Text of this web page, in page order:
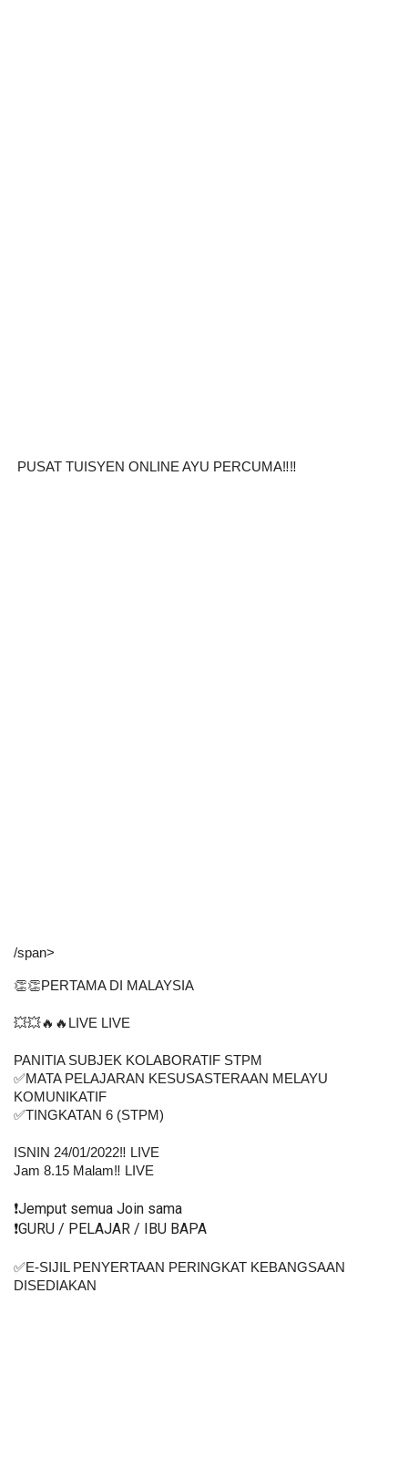
PUSAT TUISYEN ONLINE AYU PERCUMA‼️‼️
/span>
👏👏PERTAMA DI MALAYSIA
💥💥🔥🔥LIVE LIVE
PANITIA SUBJEK KOLABORATIF STPM
✅MATA PELAJARAN KESUSASTERAAN MELAYU
KOMUNIKATIF
✅TINGKATAN 6 (STPM)
ISNIN 24/01/2022‼️ LIVE
Jam 8.15 Malam‼️ LIVE
❗️Jemput semua Join sama
❗️GURU / PELAJAR / IBU BAPA
✅E-SIJIL PENYERTAAN PERINGKAT KEBANGSAAN
DISEDIAKAN